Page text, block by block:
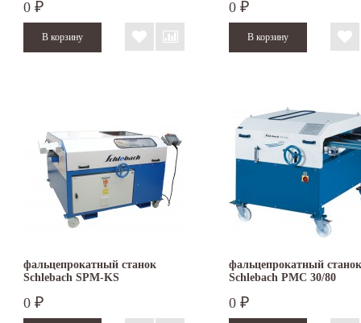
0 ₽ 0 ₽
фальцепрокатный станок
Schlebach SPM-KS
0 ₽
фальцепрокатный станок
Schlebach PMC 30/80
0 ₽